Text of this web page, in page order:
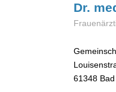
Dr.
61348